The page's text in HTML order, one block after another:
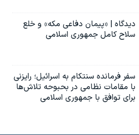
دیدگاه | «پیمان دفاعی مکه» و خلع
سلاح کامل جمهوری اسلامی
سفر فرمانده سنتکام به اسرائیل؛ رایزنی
با مقامات نظامی در بحبوحه تلاش‌ها
برای توافق با جمهوری اسلامی